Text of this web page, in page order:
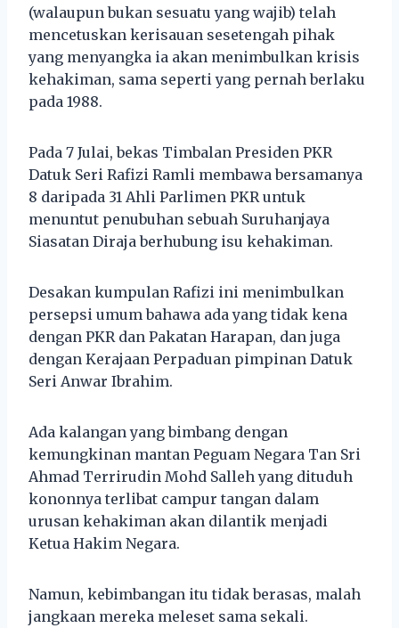
(walaupun bukan sesuatu yang wajib) telah
mencetuskan kerisauan sesetengah pihak
yang menyangka ia akan menimbulkan krisis
kehakiman, sama seperti yang pernah berlaku
pada 1988.
Pada 7 Julai, bekas Timbalan Presiden PKR
Datuk Seri Rafizi Ramli membawa bersamanya
8 daripada 31 Ahli Parlimen PKR untuk
menuntut penubuhan sebuah Suruhanjaya
Siasatan Diraja berhubung isu kehakiman.
Desakan kumpulan Rafizi ini menimbulkan
persepsi umum bahawa ada yang tidak kena
dengan PKR dan Pakatan Harapan, dan juga
dengan Kerajaan Perpaduan pimpinan Datuk
Seri Anwar Ibrahim.
Ada kalangan yang bimbang dengan
kemungkinan mantan Peguam Negara Tan Sri
Ahmad Terrirudin Mohd Salleh yang dituduh
kononnya terlibat campur tangan dalam
urusan kehakiman akan dilantik menjadi
Ketua Hakim Negara.
Namun, kebimbangan itu tidak berasas, malah
jangkaan mereka meleset sama sekali.